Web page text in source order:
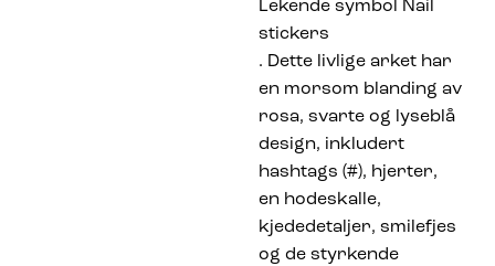
Lekende symbol Nail
stickers
. Dette livlige arket har
en morsom blanding av
rosa, svarte og lyseblå
design, inkludert
hashtags (#), hjerter,
en hodeskalle,
kjededetaljer, smilefjes
og de styrkende